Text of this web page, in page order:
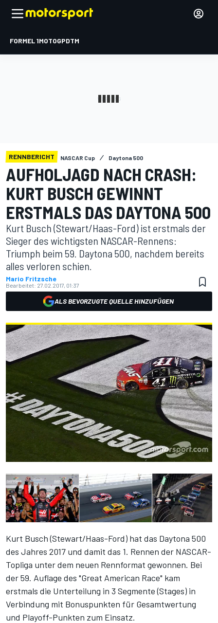
FORMEL 1MOTOGPDTM
RENNBERICHT NASCAR Cup Daytona 500
AUFHOLJAGD NACH CRASH:
KURT BUSCH GEWINNT
ERSTMALS DAS DAYTONA 500
Kurt Busch (Stewart/Haas-Ford) ist erstmals der
Sieger des wichtigsten NASCAR-Rennens:
Triumph beim 59. Daytona 500, nachdem bereits
alles verloren schien.
Mario Fritzsche
Bearbeitet: 27.02.2017, 01:37
ALS BEVORZUGTE QUELLE HINZUFÜGEN
Kurt Busch (Stewart/Haas-Ford) hat das Daytona 500
des Jahres 2017 und damit das 1. Rennen der NASCAR-
Topliga unter dem neuen Rennformat gewonnen. Bei
der 59. Auflage des "Great American Race" kam
erstmals die Unterteilung in 3 Segmente (Stages) in
Verbindung mit Bonuspunkten für Gesamtwertung
und Playoff-Punkten zum Einsatz.